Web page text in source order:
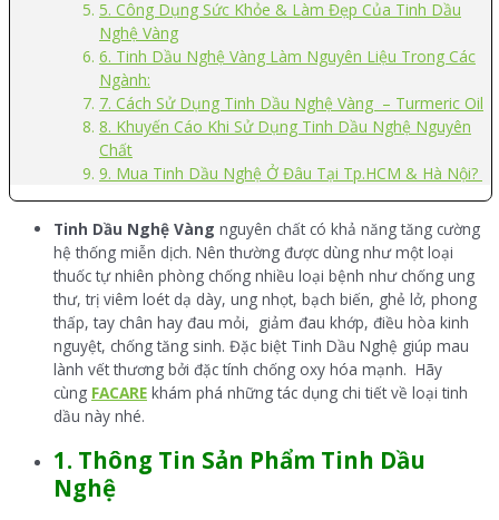
5. Công Dụng Sức Khỏe & Làm Đẹp Của Tinh Dầu
Nghệ Vàng
6. Tinh Dầu Nghệ Vàng Làm Nguyên Liệu Trong Các
Ngành:
7. Cách Sử Dụng Tinh Dầu Nghệ Vàng – Turmeric Oil
8. Khuyến Cáo Khi Sử Dụng Tinh Dầu Nghệ Nguyên
Chất
9. Mua Tinh Dầu Nghệ Ở Đâu Tại Tp.HCM & Hà Nội?
Tinh Dầu Nghệ Vàng nguyên chất có khả năng tăng cường
hệ thống miễn dịch. Nên thường được dùng như một loại
thuốc tự nhiên phòng chống nhiều loại bệnh như chống ung
thư, trị viêm loét dạ dày, ung nhọt, bạch biến, ghẻ lở, phong
thấp, tay chân hay đau mỏi, giảm đau khớp, điều hòa kinh
nguyệt, chống tăng sinh. Đặc biệt Tinh Dầu Nghệ giúp mau
lành vết thương bởi đặc tính chống oxy hóa mạnh. Hãy
cùng FACARE khám phá những tác dụng chi tiết về loại tinh
dầu này nhé.
1. Thông Tin Sản Phẩm Tinh Dầu
Nghệ